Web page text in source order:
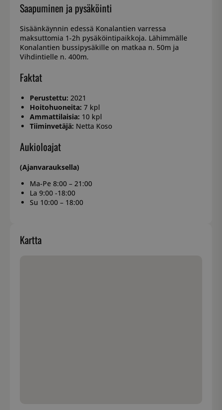
Saapuminen ja pysäköinti
Sisäänkäynnin edessä Konalantien varressa
maksuttomia 1-2h pysäköintipaikkoja. Lähimmälle
Konalantien bussipysäkille on matkaa n. 50m ja
Vihdintielle n. 400m.
Faktat
Perustettu: 2021
Hoitohuoneita: 7 kpl
Ammattilaisia: 10 kpl
Tiiminvetäjä: Netta Koso
Aukioloajat
(Ajanvarauksella)
Ma-Pe 8:00 – 21:00
La 9:00 -18:00
Su 10:00 – 18:00
Kartta